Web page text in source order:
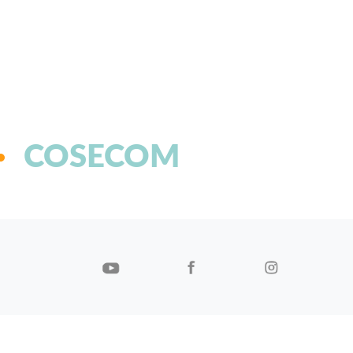
COSECOM